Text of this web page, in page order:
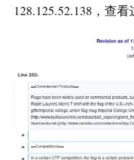
128.125.52.138，查